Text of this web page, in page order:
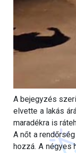
A bejegyzés
elvette a lakás
maradékra is
A nőt a
hozzá. A négyes